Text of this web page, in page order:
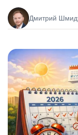
Дмитрий